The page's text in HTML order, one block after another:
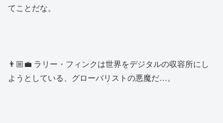
てことだな。
👨🏼‍💼 ラリー・フィンクは世界をデジタルの収容所にし
ようとしている、グローバリストの悪魔だ…。